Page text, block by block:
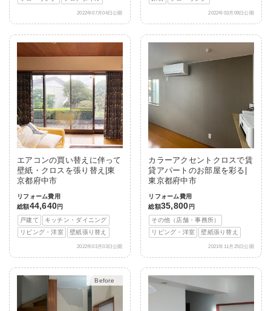
2022年07月04日公開 2022年03月09日公開
エアコンの買い替えに伴って
壁紙・クロスを張り替え|東
京都府中市
リフォーム費用
総額44,640円
戸建て
キッチン・ダイニング
リビング・洋室
壁紙張り替え
2022年03月03日公開
カラーアクセントクロスで賃
貸アパートのお部屋を彩る|
東京都府中市
リフォーム費用
総額35,800 円
その他（店舗・事務所）
リビング・洋室
壁紙張り替え
2021年11月25日公開
After